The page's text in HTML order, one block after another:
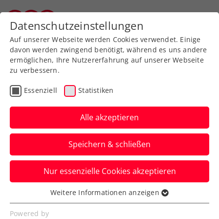
Zurück zur Newsübersicht
Turniere
Olympia: Ofner in Paris
durch Medvedev gestoppt
Österreichs Nummer eins bietet dem
Weltklassespieler dabei aber im zweiten
Satz die Stirn.
Verfasst von: Manuel Wachta, 30.07.2024
Datenschutzeinstellungen
Auf unserer Webseite werden Cookies verwendet. Einige
davon werden zwingend benötigt, während es uns andere
ermöglichen, Ihre Nutzererfahrung auf unserer Webseite
zu verbessern.
Essenziell Statistiken
Alle akzeptieren
Speichern & schließen
Nur essenzielle Cookies akzeptieren
Essenziell
Essenzielle Cookies werden für grundlegende
Weitere Informationen anzeigen
Powered by